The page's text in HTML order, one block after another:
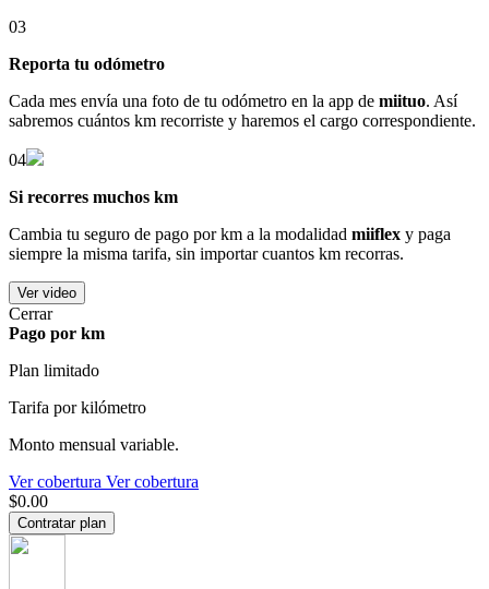
03
Reporta tu odómetro
Cada mes envía una foto de tu odómetro en la app de miituo. Así
sabremos cuántos km recorriste y haremos el cargo correspondiente.
04
Si recorres muchos km
Cambia tu seguro de pago por km a la modalidad miiflex y paga
siempre la misma tarifa, sin importar cuantos km recorras.
Ver video
Cerrar
Pago por km
Plan limitado
Tarifa por kilómetro
Monto mensual variable.
Ver cobertura Ver cobertura
$0.00
Contratar plan